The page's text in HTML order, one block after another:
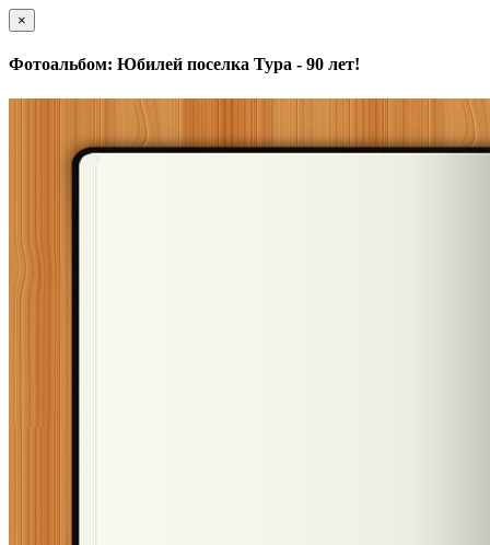
×
Фотоальбом: Юбилей поселка Тура - 90 лет!